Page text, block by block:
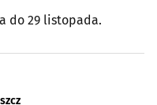
do 29 listopada.